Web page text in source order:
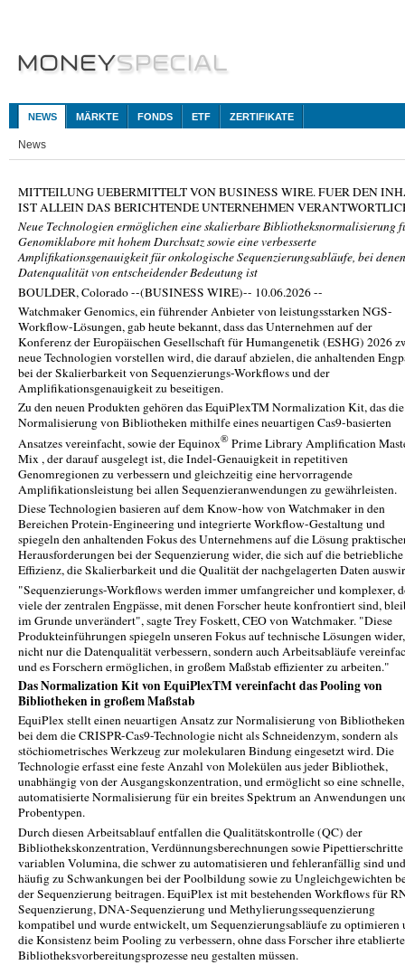
NEWS MÄRKTE FONDS ETF ZERTIFIKATE
News
MITTEILUNG UEBERMITTELT VON BUSINESS WIRE. FUER DEN
IST ALLEIN DAS BERICHTENDE UNTERNEHMEN
Neue Technologien ermöglichen eine skalierbare Bibliotheksnormalisierung
Genomiklabore mit hohem Durchsatz sowie eine verbesserte
Amplifikationsgenauigkeit für onkologische Sequenzierungsabläufe, bei
Datenqualität von entscheidender Bedeutung ist
BOULDER, Colorado --(BUSINESS WIRE)-- 10.06.2026 --
Watchmaker Genomics, ein führender Anbieter von leistungsstarken NGS-
Workflow-Lösungen, gab heute bekannt, dass das Unternehmen auf der
Konferenz der Europäischen Gesellschaft für Humangenetik (ESHG) 2026
neue Technologien vorstellen wird, die darauf abzielen, die anhaltenden
bei der Skalierbarkeit von Sequenzierungs-Workflows und der
Amplifikationsgenauigkeit zu beseitigen.
Zu den neuen Produkten gehören das EquiPlexTM Normalization Kit, das die
Normalisierung von Bibliotheken mithilfe eines neuartigen Cas9-basierten
Ansatzes vereinfacht, sowie der Equinox® Prime Library Amplification
Mix , der darauf ausgelegt ist, die Indel-Genauigkeit in repetitiven
Genomregionen zu verbessern und gleichzeitig eine hervorragende
Amplifikationsleistung bei allen Sequenzieranwendungen zu gewährleisten.
Diese Technologien basieren auf dem Know-how von Watchmaker in den
Bereichen Protein-Engineering und integrierte Workflow-Gestaltung und
spiegeln den anhaltenden Fokus des Unternehmens auf die Lösung
Herausforderungen bei der Sequenzierung wider, die sich auf die betriebliche
Effizienz, die Skalierbarkeit und die Qualität der nachgelagerten Daten
"Sequenzierungs-Workflows werden immer umfangreicher und komplexer,
viele der zentralen Engpässe, mit denen Forscher heute konfrontiert sind,
im Grunde unverändert", sagte Trey Foskett, CEO von Watchmaker. "Diese
Produkteinführungen spiegeln unseren Fokus auf technische Lösungen
nicht nur die Datenqualität verbessern, sondern auch Arbeitsabläufe
und es Forschern ermöglichen, in großem Maßstab effizienter zu arbeiten."
Das Normalization Kit von EquiPlexTM vereinfacht das Pooling von
Bibliotheken in großem Maßstab
EquiPlex stellt einen neuartigen Ansatz zur Normalisierung von
bei dem die CRISPR-Cas9-Technologie nicht als Schneidenzym, sondern als
stöchiometrisches Werkzeug zur molekularen Bindung eingesetzt wird. Die
Technologie erfasst eine feste Anzahl von Molekülen aus jeder Bibliothek,
unabhängig von der Ausgangskonzentration, und ermöglicht so eine schnelle,
automatisierte Normalisierung für ein breites Spektrum an Anwendungen
Probentypen.
Durch diesen Arbeitsablauf entfallen die Qualitätskontrolle (QC) der
Bibliothekskonzentration, Verdünnungsberechnungen sowie
variablen Volumina, die schwer zu automatisieren und fehleranfällig sind und
häufig zu Schwankungen bei der Poolbildung sowie zu Ungleichgewichten
der Sequenzierung beitragen. EquiPlex ist mit bestehenden Workflows für
Sequenzierung, DNA-Sequenzierung und Methylierungssequenzierung
kompatibel und wurde entwickelt, um Sequenzierungsabläufe zu optimieren
die Konsistenz beim Pooling zu verbessern, ohne dass Forscher ihre
Bibliotheksvorbereitungsprozesse neu gestalten müssen.